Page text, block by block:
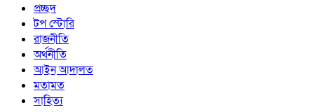
প্রচ্ছদ
টপ স্টোরি
রাজনীতি
অর্থনীতি
আইন আদালত
মতামত
সাহিত্য